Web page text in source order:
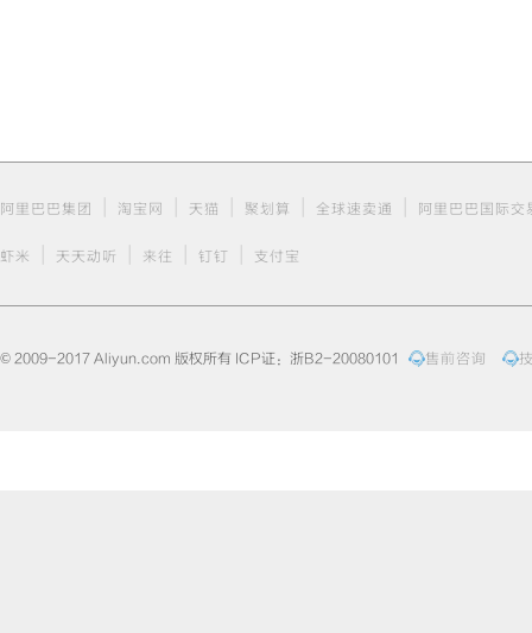
阿里巴巴集团 淘宝网 天猫 聚划算 全球速卖通 阿里巴巴国际交
虾米 天天动听 来往 钉钉 支付宝
© 2009-2017 Aliyun.com 版权所有 ICP证：浙B2-20080101 售前咨询